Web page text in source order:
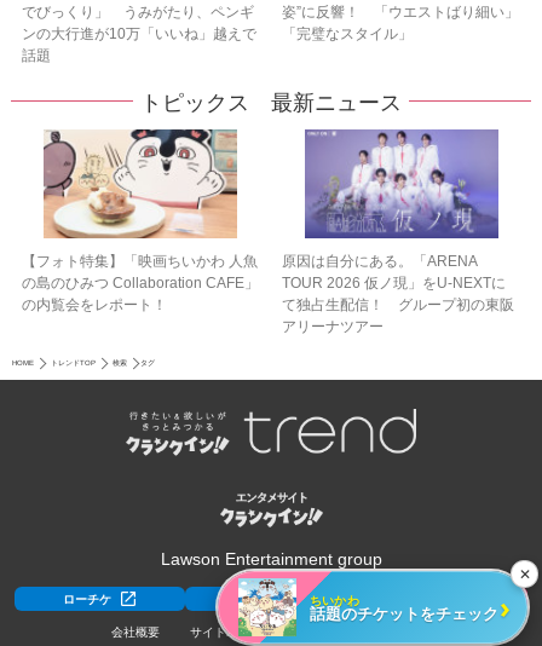
✕
ちいかわ
話題のチケットをチェック ›
でびっくり」 うみがたり、ペンギ
ンの大行進が10万「いいね」越えで
話題
姿”に反響！ 「ウエストばり細い」
「完璧なスタイル」
トピックス 最新ニュース
【フォト特集】「映画ちいかわ 人魚
の島のひみつ Collaboration CAFE」
の内覧会をレポート！
原因は自分にある。「ARENA
TOUR 2026 仮ノ現」をU-NEXTに
て独占生配信！ グループ初の東阪
アリーナツアー
HOME トレンドTOP 検索 タグ
Lawson Entertainment group
ローチケ ローチケ[旅行]
会社概要 サイトポリシー